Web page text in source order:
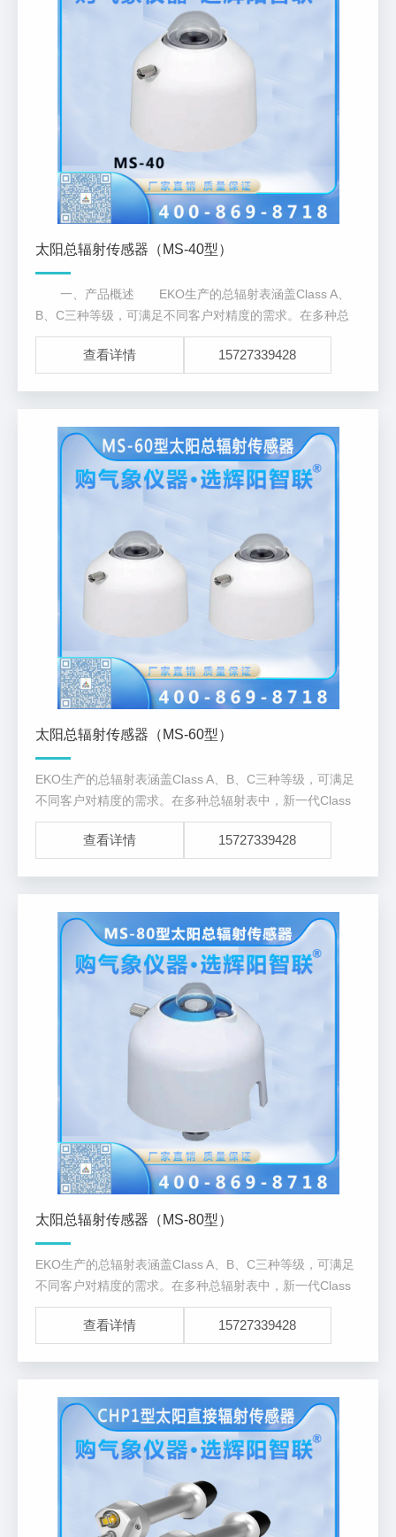
太阳总辐射传感器（MS-40型）
一、产品概述 EKO生产的总辐射表涵盖Class A、
B、C三种等级，可满足不同客户对精度的需求。在多种总
辐射表中，新一代Class A级MS-80打破了传统的总辐射表
设计结构，是具有低测量不确
查看详情 15727339428
太阳总辐射传感器（MS-60型）
EKO生产的总辐射表涵盖Class A、B、C三种等级，可满足
不同客户对精度的需求。在多种总辐射表中，新一代Class
A级MS-80SH打破了传统的总辐射表设计结构，是具有低测
量不确定度的革命性新型
查看详情 15727339428
太阳总辐射传感器（MS-80型）
EKO生产的总辐射表涵盖Class A、B、C三种等级，可满足
不同客户对精度的需求。在多种总辐射表中，新一代Class
A级MS-80打破了传统的总辐射表设计结构，是具有低测量
不确定度的革命性新型辐射
查看详情 15727339428